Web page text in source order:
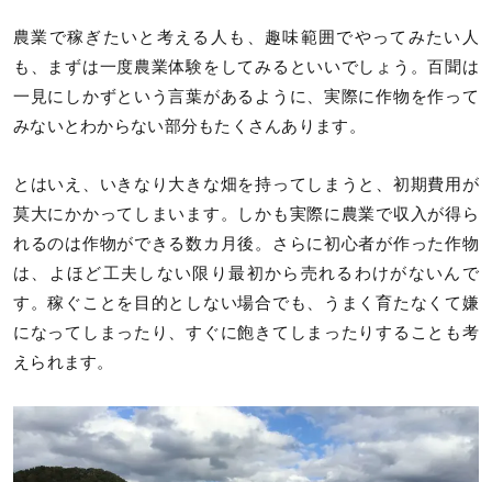
農業で稼ぎたいと考える人も、趣味範囲でやってみたい人
も、まずは一度農業体験をしてみるといいでしょう。百聞は
一見にしかずという言葉があるように、実際に作物を作って
みないとわからない部分もたくさんあります。
とはいえ、いきなり大きな畑を持ってしまうと、初期費用が
莫大にかかってしまいます。しかも実際に農業で収入が得ら
れるのは作物ができる数カ月後。さらに初心者が作った作物
は、よほど工夫しない限り最初から売れるわけがないんで
す。稼ぐことを目的としない場合でも、うまく育たなくて嫌
になってしまったり、すぐに飽きてしまったりすることも考
えられます。